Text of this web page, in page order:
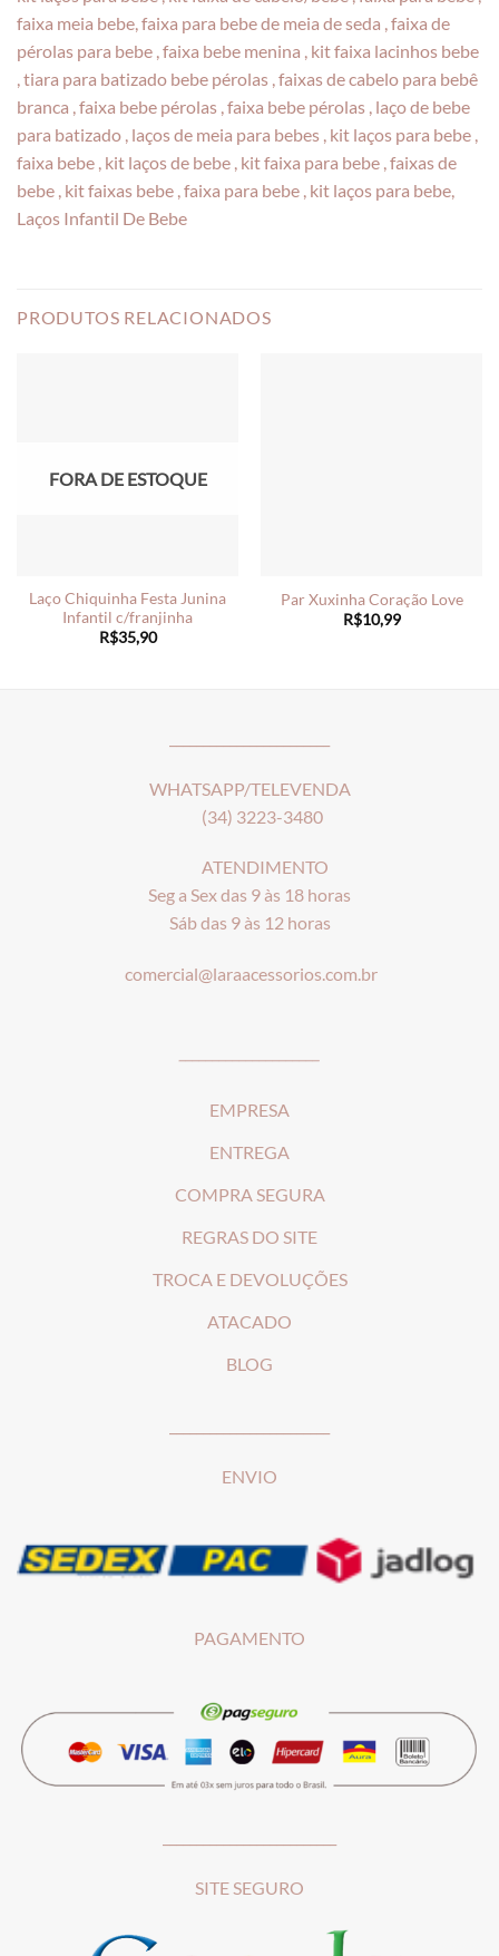
faixa meia bebe, faixa para bebe de meia de seda , faixa de
pérolas para bebe , faixa bebe menina , kit faixa lacinhos bebe
, tiara para batizado bebe pérolas , faixas de cabelo para bebê
branca , faixa bebe pérolas , faixa bebe pérolas , laço de bebe
para batizado , laços de meia para bebes , kit laços para bebe ,
faixa bebe , kit laços de bebe , kit faixa para bebe , faixas de
bebe , kit faixas bebe , faixa para bebe , kit laços para bebe,
Laços Infantil De Bebe
PRODUTOS RELACIONADOS
FORA DE ESTOQUE
Laço Chiquinha Festa Junina
Infantil c/franjinha
R$35,90
Par Xuxinha Coração Love
R$10,99
WHATSAPP/TELEVENDA
(34) 3223-3480
ATENDIMENTO
Seg a Sex das 9 às 18 horas
Sáb das 9 às 12 horas
comercial@laraacessorios.com.br
EMPRESA
ENTREGA
COMPRA SEGURA
REGRAS DO SITE
TROCA E DEVOLUÇÕES
ATACADO
BLOG
ENVIO
PAGAMENTO
SITE SEGURO